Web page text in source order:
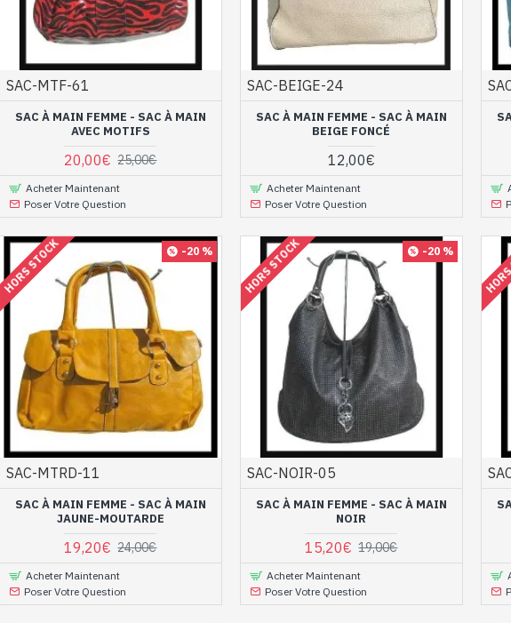
SAC-MTF-61
SAC À MAIN FEMME - SAC À MAIN
AVEC MOTIFS
20,00€ 25,00€
Acheter Maintenant
Poser Votre Question
SAC-BEIGE-24
SAC À MAIN FEMME - SAC À MAIN
BEIGE FONCÉ
12,00€
Acheter Maintenant
Poser Votre Question
-20 %
HORS STOCK
SAC-MTRD-11
SAC À MAIN FEMME - SAC À MAIN
JAUNE-MOUTARDE
19,20€ 24,00€
Acheter Maintenant
Poser Votre Question
-20 %
HORS STOCK
SAC-NOIR-05
SAC À MAIN FEMME - SAC À MAIN
NOIR
15,20€ 19,00€
Acheter Maintenant
Poser Votre Question